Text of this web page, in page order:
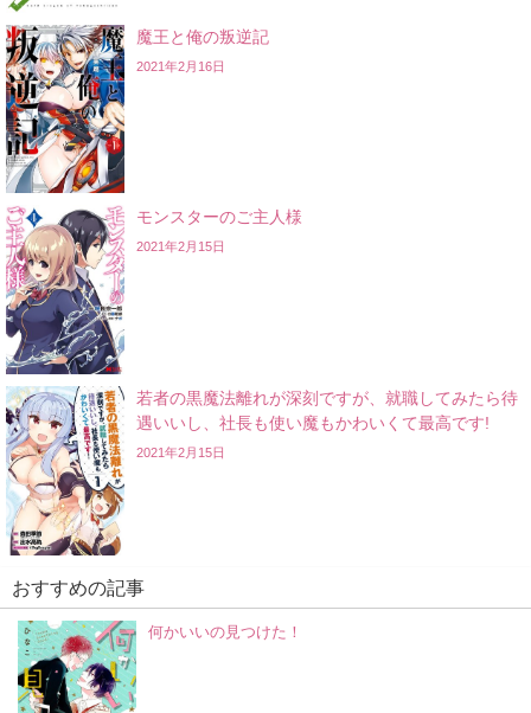
魔王と俺の叛逆記
2021年2月16日
モンスターのご主人様
2021年2月15日
若者の黒魔法離れが深刻ですが、就職してみたら待
遇いいし、社長も使い魔もかわいくて最高です!
2021年2月15日
おすすめの記事
何かいいの見つけた！